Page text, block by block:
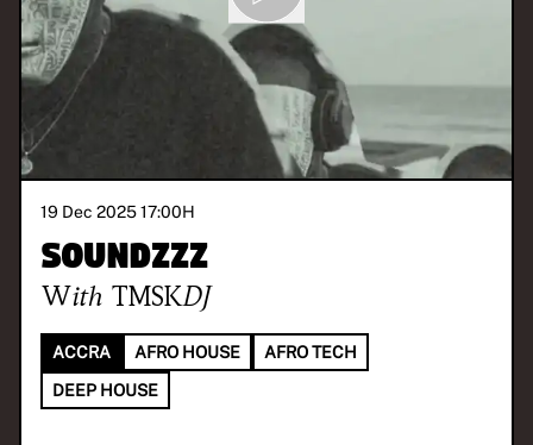
19 Dec 2025 17:00H
SOUNDzzz
With TMSKDJ
ACCRA AFRO HOUSE
AFRO TECH
DEEP HOUSE